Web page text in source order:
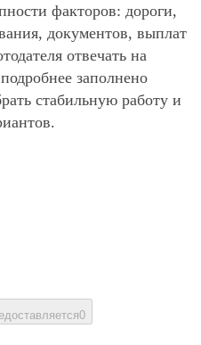
факторов: дороги,
документов, выплат
отвечать на
заполнено
стабильную работу и
0